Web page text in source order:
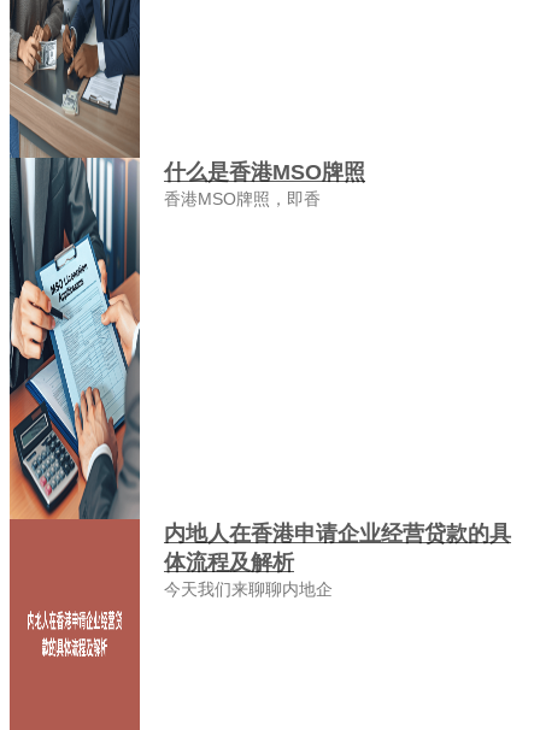
什么是香港MSO牌照
香港MSO牌照，即香
内地人在香港申请企业经营贷款的具
体流程及解析
今天我们来聊聊内地企